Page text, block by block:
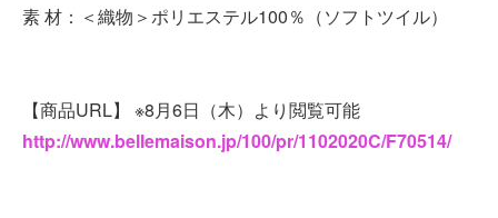
素 材：＜織物＞ポリエステル100％（ソフトツイル）
【商品URL】 ※8月6日（木）より閲覧可能
http://www.bellemaison.jp/100/pr/1102020C/F70514/